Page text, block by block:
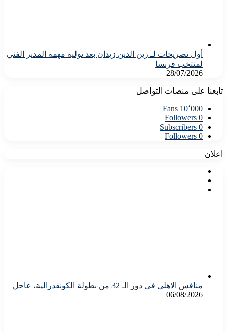
أول تصريحات لـ زين الدين زيدان بعد تولية مهمة المدير الفني
لمنتخب فرنسا
28/07/2026
تابعنا على منصات التواصل
10٬000 Fans
0
Followers
0
Subscribers
0
Followers
اعلان
منافس الاهلى فى دور الـ 32 من بطولة الكونفدرالية، عاجل
06/08/2026